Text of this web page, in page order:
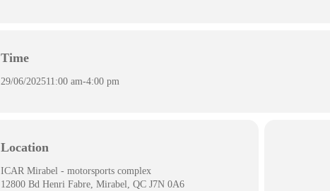
Time
29/06/202511:00 am-4:00 pm
Location
ICAR Mirabel - motorsports complex
12800 Bd Henri Fabre, Mirabel, QC J7N 0A6